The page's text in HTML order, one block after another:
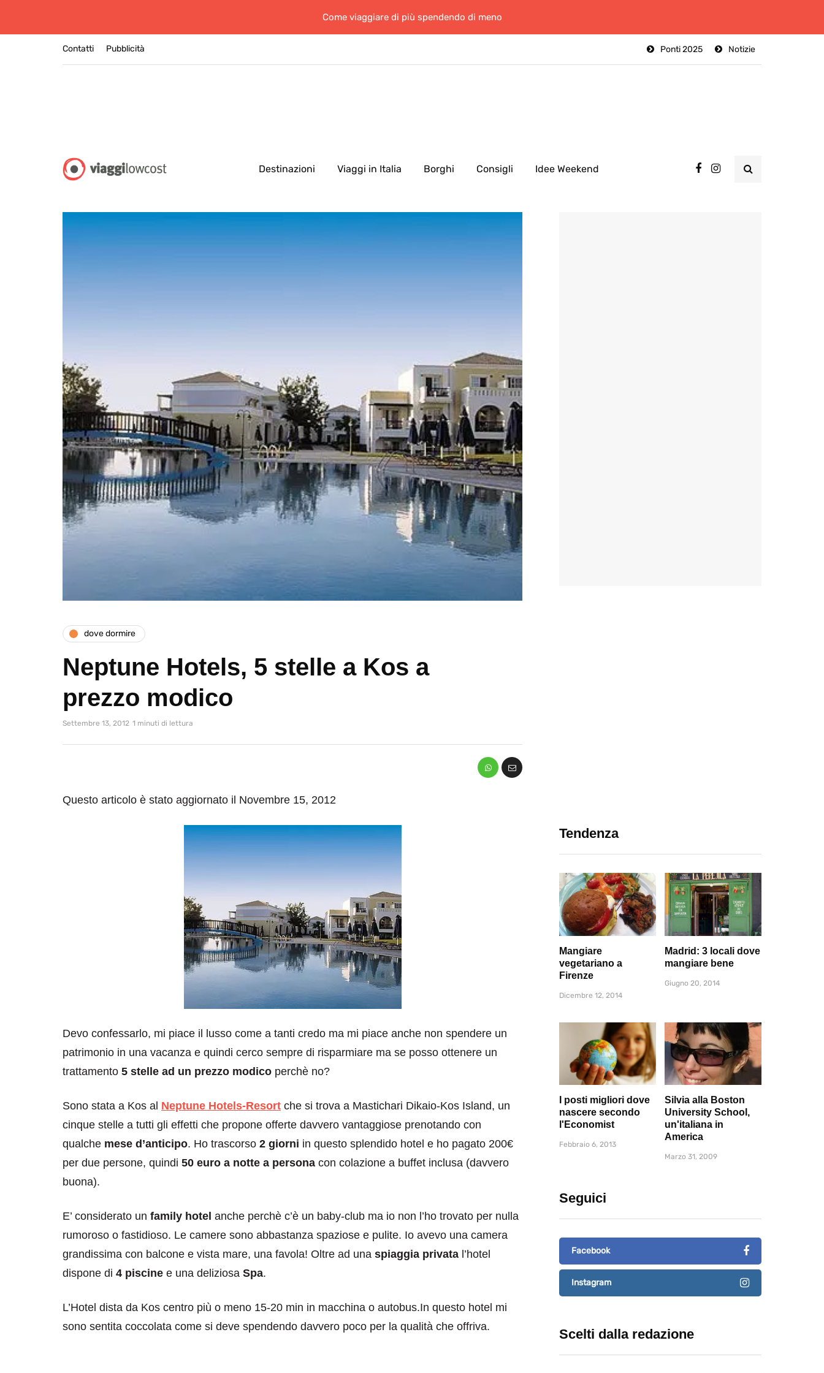
Come viaggiare di più spendendo di meno
Contatti Notizie
Ponti 2025
Pubblicità
Destinazioni Viaggi in Italia Borghi Consigli Idee Weekend
dove dormire
Neptune Hotels, 5 stelle a Kos a
prezzo modico
Settembre 13, 2012 1 minuti di lettura
Questo articolo è stato aggiornato il Novembre 15, 2012
Devo confessarlo, mi piace il lusso come a tanti credo ma mi piace anche non spendere un
patrimonio in una vacanza e quindi cerco sempre di risparmiare ma se posso ottenere un
trattamento 5 stelle ad un prezzo modico perchè no?
Sono stata a Kos al Neptune Hotels-Resort che si trova a Mastichari Dikaio-Kos Island, un
cinque stelle a tutti gli effetti che propone offerte davvero vantaggiose prenotando con
qualche mese d’anticipo. Ho trascorso 2 giorni in questo splendido hotel e ho pagato 200€
per due persone, quindi 50 euro a notte a persona con colazione a buffet inclusa (davvero
buona).
E’ considerato un family hotel anche perchè c’è un baby-club ma io non l’ho trovato per nulla
rumoroso o fastidioso. Le camere sono abbastanza spaziose e pulite. Io avevo una camera
grandissima con balcone e vista mare, una favola! Oltre ad una spiaggia privata l’hotel
dispone di 4 piscine e una deliziosa Spa.
L’Hotel dista da Kos centro più o meno 15-20 min in macchina o autobus.In questo hotel mi
sono sentita coccolata come si deve spendendo davvero poco per la qualità che offriva.
Tendenza
Mangiare
vegetariano a
Firenze
Dicembre 12, 2014
Madrid: 3 locali dove
mangiare bene
Giugno 20, 2014
I posti migliori dove
nascere secondo
l'Economist
Febbraio 6, 2013
Silvia alla Boston
University School,
un'italiana in
America
Marzo 31, 2009
Seguici
Facebook
Instagram
Scelti dalla redazione